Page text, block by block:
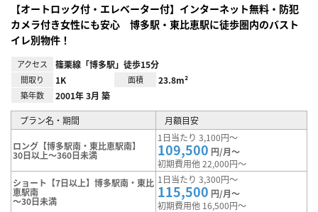
【オートロック付・エレベーター付】インターネット無料・防犯
カメラ付き女性にも安心 博多駅・東比恵駅に徒歩圏内のバスト
イレ別物件！
アクセス 篠栗線「博多駅」徒歩15分
間取り 1K 面積 23.8m²
築年数 2001年 3月 築
プラン名・期間 月額目安
ロング【博多駅南・東比恵駅南】
30日以上～360日未満
1日当たり 3,100円～
109,500 円/月～
初期費用他 22,000円～
ショート【7日以上】博多駅南・東比
恵駅南
～30日未満
1日当たり 3,300円～
115,500 円/月～
初期費用他 16,500円～